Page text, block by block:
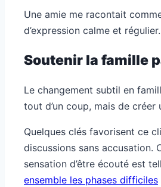
Une amie me racontait
d’expression calme et
Soutenir la famille
Le changement subtil en
tout d’un coup, mais de
Quelques clés favorisent ce
discussions sans accusation.
sensation d’être écouté est
ensemble les phases difficiles